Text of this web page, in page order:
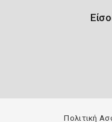
Πολιτική